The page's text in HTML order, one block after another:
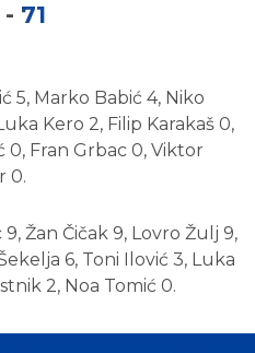
- 71
5, Marko Babić 4, Niko
Kero 2, Filip Karakaš 0,
0, Fran Grbac 0, Viktor
0.
Žan Čičak 9, Lovro Žulj 9,
6, Toni Ilović 3, Luka
2, Noa Tomić 0.